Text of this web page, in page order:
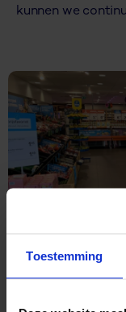
Toestemming
kunnen we